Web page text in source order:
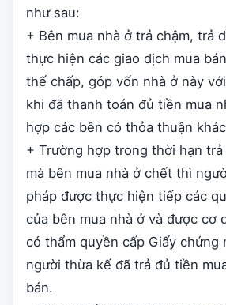
như sau:
+ Bên mua nhà ở trả chậm, trả
thực hiện các giao dịch mua
thế chấp, góp vốn nhà ở này
khi đã thanh toán đủ tiền mua
hợp các bên có thỏa thuận
+ Trường hợp trong thời hạn trả
mà bên mua nhà ở chết thì
pháp được thực hiện tiếp các
của bên mua nhà ở và được cơ
có thẩm quyền cấp Giấy chứng
người thừa kế đã trả đủ tiền
bán.